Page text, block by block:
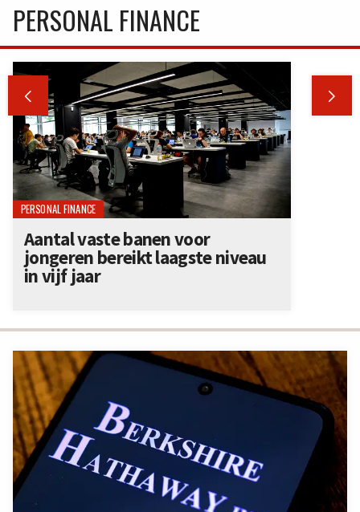
PERSONAL FINANCE
 
PERSONAL FINANCE
Aantal vaste banen voor
jongeren bereikt laagste niveau
in vijf jaar